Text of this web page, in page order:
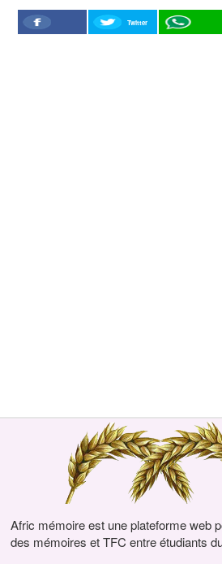
Facebook
Twitter
Afric mémoire est une plateforme web
des mémoires et TFC entre étudiants